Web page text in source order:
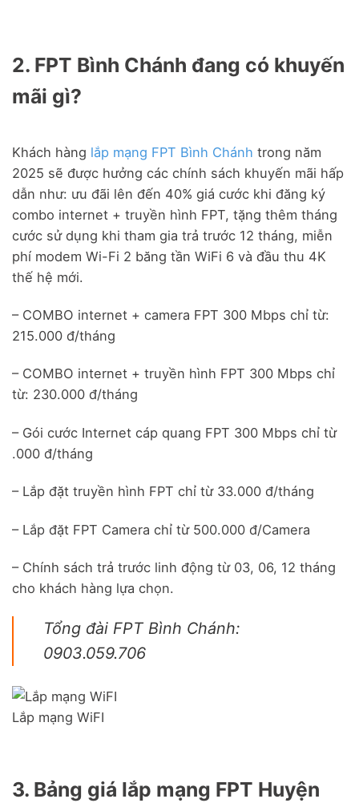
2. FPT Bình Chánh đang có khuyến
mãi gì?
Khách hàng lắp mạng FPT Bình Chánh trong năm
2025 sẽ được hưởng các chính sách khuyến mãi hấp
dẫn như: ưu đãi lên đến 40% giá cước khi đăng ký
combo internet + truyền hình FPT, tặng thêm tháng
cước sử dụng khi tham gia trả trước 12 tháng, miễn
phí modem Wi-Fi 2 băng tần WiFi 6 và đầu thu 4K
thế hệ mới.
– COMBO internet + camera FPT 300 Mbps chỉ từ:
215.000 đ/tháng
– COMBO internet + truyền hình FPT 300 Mbps chỉ
từ: 230.000 đ/tháng
– Gói cước Internet cáp quang FPT 300 Mbps chỉ từ
.000 đ/tháng
– Lắp đặt truyền hình FPT chỉ từ 33.000 đ/tháng
– Lắp đặt FPT Camera chỉ từ 500.000 đ/Camera
– Chính sách trả trước linh động từ 03, 06, 12 tháng
cho khách hàng lựa chọn.
Tổng đài FPT Bình Chánh:
0903.059.706
Lắp mạng WiFI
3. Bảng giá lắp mạng FPT Huyện